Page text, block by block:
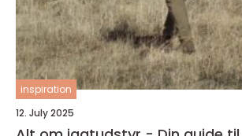
inspiration
12. July 2025